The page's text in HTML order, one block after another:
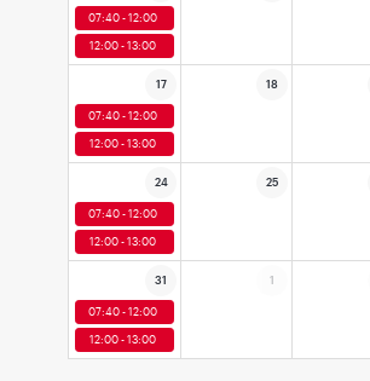
07:40 - 12:00
12:00 - 13:00
17 18
07:40 - 12:00
12:00 - 13:00
24 25
07:40 - 12:00
12:00 - 13:00
31 1
07:40 - 12:00
12:00 - 13:00